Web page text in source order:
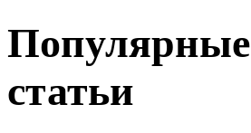
Популярные
статьи